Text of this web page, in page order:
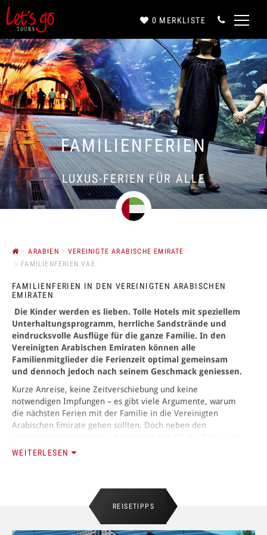
0 MERKLISTE
LUXUS-FERIEN FÜR ALLE
FAMILIENFERIEN
ARABIEN
VEREINIGTE ARABISCHE EMIRATE
FAMILIENFERIEN VAE
FAMILIENFERIEN IN DEN VEREINIGTEN ARABISCHEN
EMIRATEN
Die Kinder werden es lieben. Tolle Hotels mit speziellem
Unterhaltungsprogramm, herrliche Sandstrände und
eindrucksvolle Ausflüge für die ganze Familie. In den
Vereinigten Arabischen Emiraten können alle
Familienmitglieder die Ferienzeit optimal gemeinsam
und dennoch jedoch nach seinem Geschmack geniessen.
Kurze Anreise, keine Zeitverschiebung und keine
notwendigen Impfungen – es gibt viele Argumente, warum
die nächsten Ferien mit der Familie in die Vereinigten
Arabischen Emirate gehen sollten. Doch neben den
Co. vor allem durch ihr hervorragendes Angebot.
Meer baden. Und wer das Schwimmen schon beherrscht,
kann mit Taucherbrille oder einer Luftmatratze mit
Sichtfenster auf Entdeckungstour gehen. Denn der Arabische
Golf ist weitgehend klar und die beeindruckende
WEITERLESEN
REISETIPPS
Anrede*
Vorname*
Nachname*
ANMELDEN